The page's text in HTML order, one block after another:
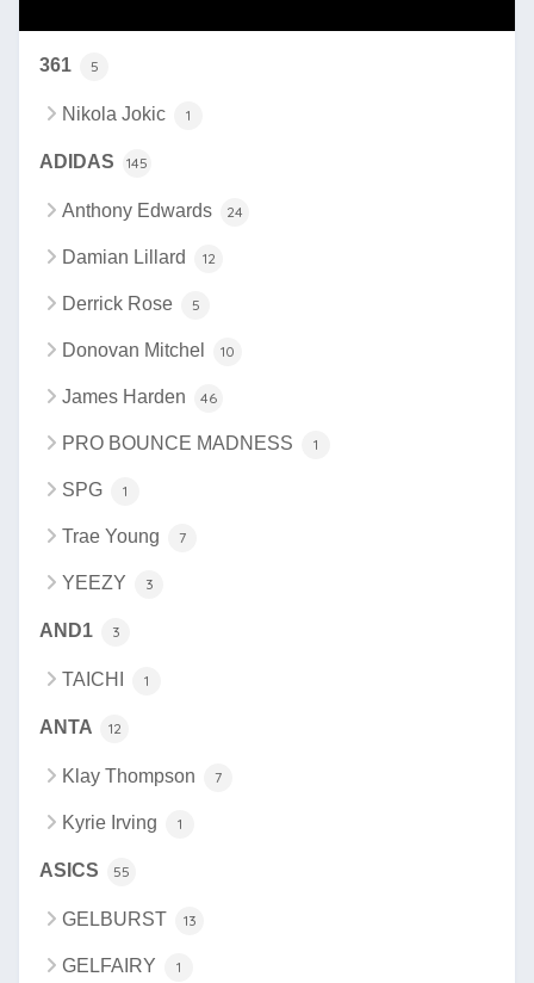
361 5
Nikola Jokic 1
ADIDAS 145
Anthony Edwards 24
Damian Lillard 12
Derrick Rose 5
Donovan Mitchel 10
James Harden 46
PRO BOUNCE MADNESS 1
SPG 1
Trae Young 7
YEEZY 3
AND1 3
TAICHI 1
ANTA 12
Klay Thompson 7
Kyrie Irving 1
ASICS 55
GELBURST 13
GELFAIRY 1